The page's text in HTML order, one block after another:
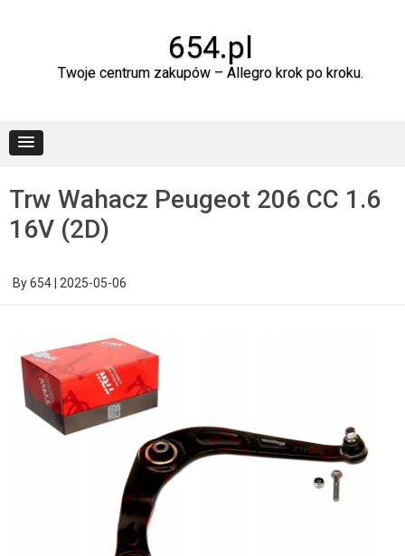
654.pl
Twoje centrum zakupów – Allegro krok po kroku.
Trw Wahacz Peugeot 206 CC 1.6
16V (2D)
By654 2025-05-06